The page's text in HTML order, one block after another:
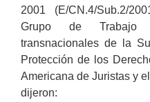
2001 (E/CN.4/Sub.2/
Grupo de Trabajo
transnacionales de la
Protección de los
Americana de Juristas y
dijeron: